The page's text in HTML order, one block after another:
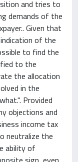
and tries to
demands of the
Given that
of the
to find the
to the
the allocation
in the
Provided
objections and
income tax
neutralize the
ability of